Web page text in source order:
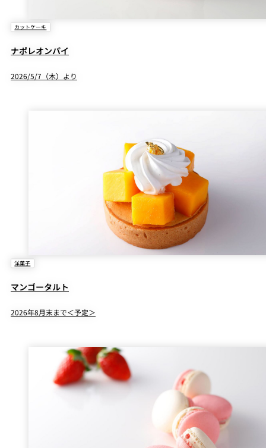
カットケーキ
ナポレオンパイ
2026/5/7（木）より
洋菓子
マンゴータルト
2026年8月末まで＜予定＞